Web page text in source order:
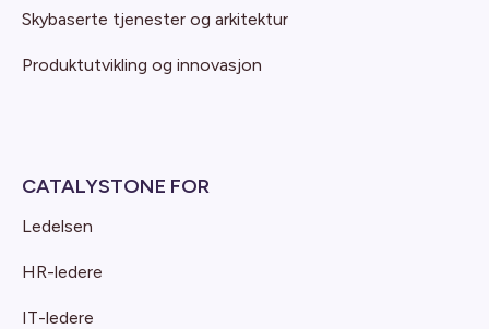
Skybaserte tjenester og arkitektur
Produktutvikling og innovasjon
CATALYSTONE FOR
Ledelsen
HR-ledere
IT-ledere